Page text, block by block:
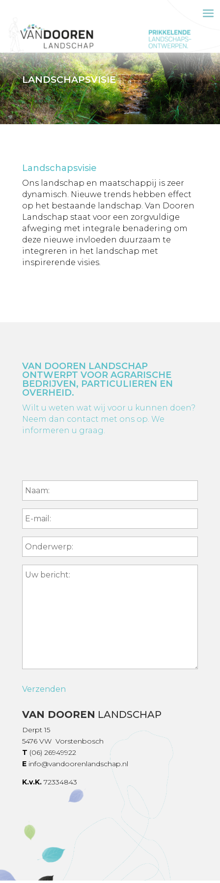
LANDSCHAPSVISIE
Landschapsvisie
Ons landschap en maatschappij is zeer
dynamisch. Nieuwe trends hebben effect
op het bestaande landschap. Van Dooren
Landschap staat voor een zorgvuldige
afweging met integrale benadering om
deze nieuwe invloeden duurzaam te
integreren in het landschap met
inspirerende visies.
VAN DOOREN LANDSCHAP
ONTWERPT VOOR AGRARISCHE
BEDRIJVEN, PARTICULIEREN EN
OVERHEID.
Wilt u weten wat wij voor u kunnen doen?
Neem dan contact met ons op. We
informeren u graag.
VAN DOOREN LANDSCHAP
Derpt 15
5476 VW Vorstenbosch
T (06) 26949922
E info@vandoorenlandschap.nl
K.v.K.72334843